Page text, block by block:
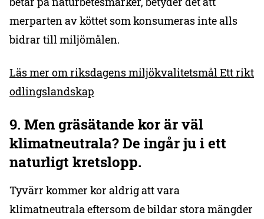
merparten av köttet som konsumeras inte alls
bidrar till miljömålen.
Läs mer om riksdagens miljökvalitetsmål Ett rikt
odlingslandskap
9. Men gräsätande kor är väl
klimatneutrala? De ingår ju i ett
naturligt kretslopp.
Tyvärr kommer kor aldrig att vara
klimatneutrala eftersom de bildar stora mängder